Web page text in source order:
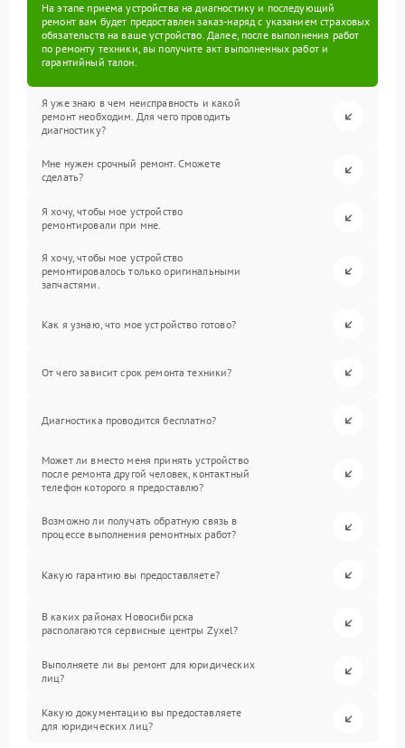
На этапе приема устройства на диагностику и последующий
ремонт вам будет предоставлен заказ-наряд с указанием страховых
обязательств на ваше устройство. Далее, после выполнения работ
по ремонту техники, вы получите акт выполненных работ и
гарантийный талон.
Я уже знаю в чем неисправность и какой
ремонт необходим. Для чего проводить
диагностику?
Мне нужен срочный ремонт. Сможете
сделать?
Я хочу, чтобы мое устройство
ремонтировали при мне.
Я хочу, чтобы мое устройство
ремонтировалось только оригинальными
запчастями.
Как я узнаю, что мое устройство готово?
От чего зависит срок ремонта техники?
Диагностика проводится бесплатно?
Может ли вместо меня принять устройство
после ремонта другой человек, контактный
телефон которого я предоставлю?
Возможно ли получать обратную связь в
процессе выполнения ремонтных работ?
Какую гарантию вы предоставляете?
В каких районах Новосибирска
располагаются сервисные центры Zyxel?
Выполняете ли вы ремонт для юридических
лиц?
Какую документацию вы предоставляете
для юридических лиц?